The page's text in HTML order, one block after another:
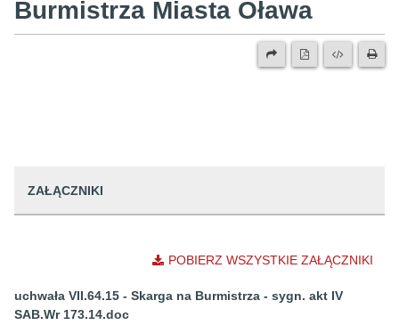
Burmistrza Miasta Oława
ZAŁĄCZNIKI
POBIERZ WSZYSTKIE ZAŁĄCZNIKI
uchwała VII.64.15 - Skarga na Burmistrza - sygn. akt IV
SAB.Wr 173.14.doc